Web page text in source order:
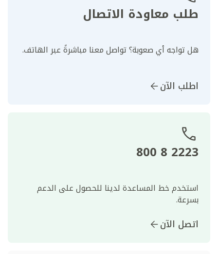
طلب معاودة الاتصال
هل تواجه أي صعوبة؟ تواصل معنا مباشرةً عبر الهاتف.
اطلب الآن
2223 8 800
استخدم خط المساعدة لدينا للحصول على الدعم
بسرعة.
اتصل الآن